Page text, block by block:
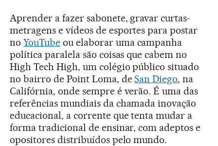
Aprender a fazer sabonete, gravar curtas-
metragens e vídeos de esportes para postar
no YouTubeou elaborar uma campanha
política paralela são coisas que cabem no
High Tech High, um colégio público situado
no bairro de Point Loma, deSan Diego, na
Califórnia, onde sempre é verão. É uma das
referências mundiais da chamada inovação
educacional, a corrente que tenta mudar a
forma tradicional de ensinar, com adeptos e
opositores distribuídos pelo mundo.